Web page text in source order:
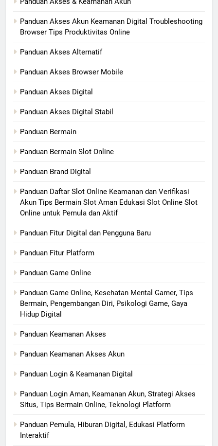
Panduan Akses Akun Keamanan Digital Troubleshooting
Browser Tips Produktivitas Online
Panduan Akses Alternatif
Panduan Akses Browser Mobile
Panduan Akses Digital
Panduan Akses Digital Stabil
Panduan Bermain
Panduan Bermain Slot Online
Panduan Brand Digital
Panduan Daftar Slot Online Keamanan dan Verifikasi
Akun Tips Bermain Slot Aman Edukasi Slot Online Slot
Online untuk Pemula dan Aktif
Panduan Fitur Digital dan Pengguna Baru
Panduan Fitur Platform
Panduan Game Online
Panduan Game Online, Kesehatan Mental Gamer, Tips
Bermain, Pengembangan Diri, Psikologi Game, Gaya
Hidup Digital
Panduan Keamanan Akses
Panduan Keamanan Akses Akun
Panduan Login & Keamanan Digital
Panduan Login Aman, Keamanan Akun, Strategi Akses
Situs, Tips Bermain Online, Teknologi Platform
Panduan Pemula, Hiburan Digital, Edukasi Platform
Interaktif